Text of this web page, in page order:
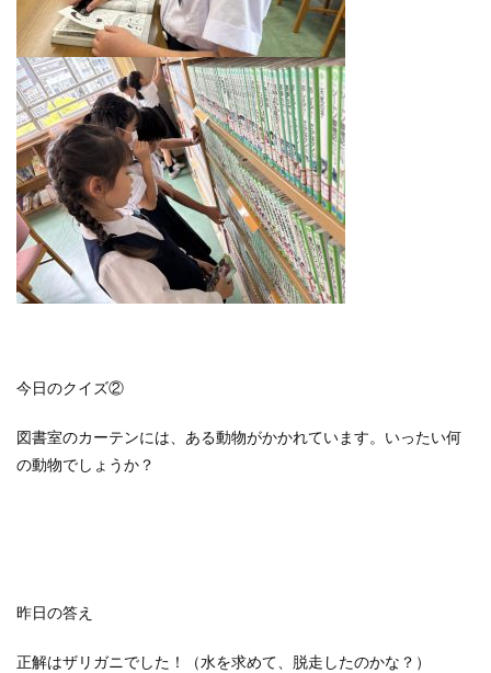
今日のクイズ②
図書室のカーテンには、ある動物がかかれています。いったい何
の動物でしょうか？
昨日の答え
正解はザリガニでした！（水を求めて、脱走したのかな？）